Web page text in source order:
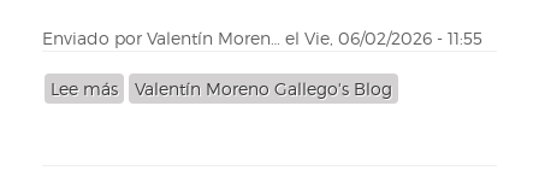
XVII
Enviado por Valentín Moren… el Vie, 06/02/2026 - 11:55
Lee mássobre
Valentín Moreno Gallego's Blog